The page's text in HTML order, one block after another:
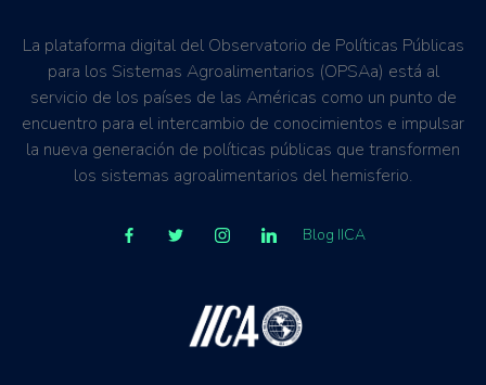
La plataforma digital del Observatorio de Políticas Públicas
para los Sistemas Agroalimentarios (OPSAa) está al
servicio de los países de las Américas como un punto de
encuentro para el intercambio de conocimientos e impulsar
la nueva generación de políticas públicas que transformen
los sistemas agroalimentarios del hemisferio.
Blog IICA